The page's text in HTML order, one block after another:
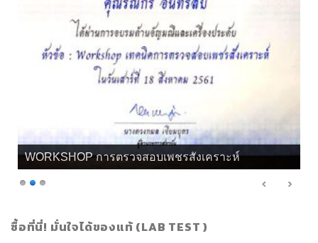
WORKSHOP การตรวจสอบเพชรสังเคราะห์
ซื้อที่นี่! มั่นใจได้ของแท้ (LAB TEST )